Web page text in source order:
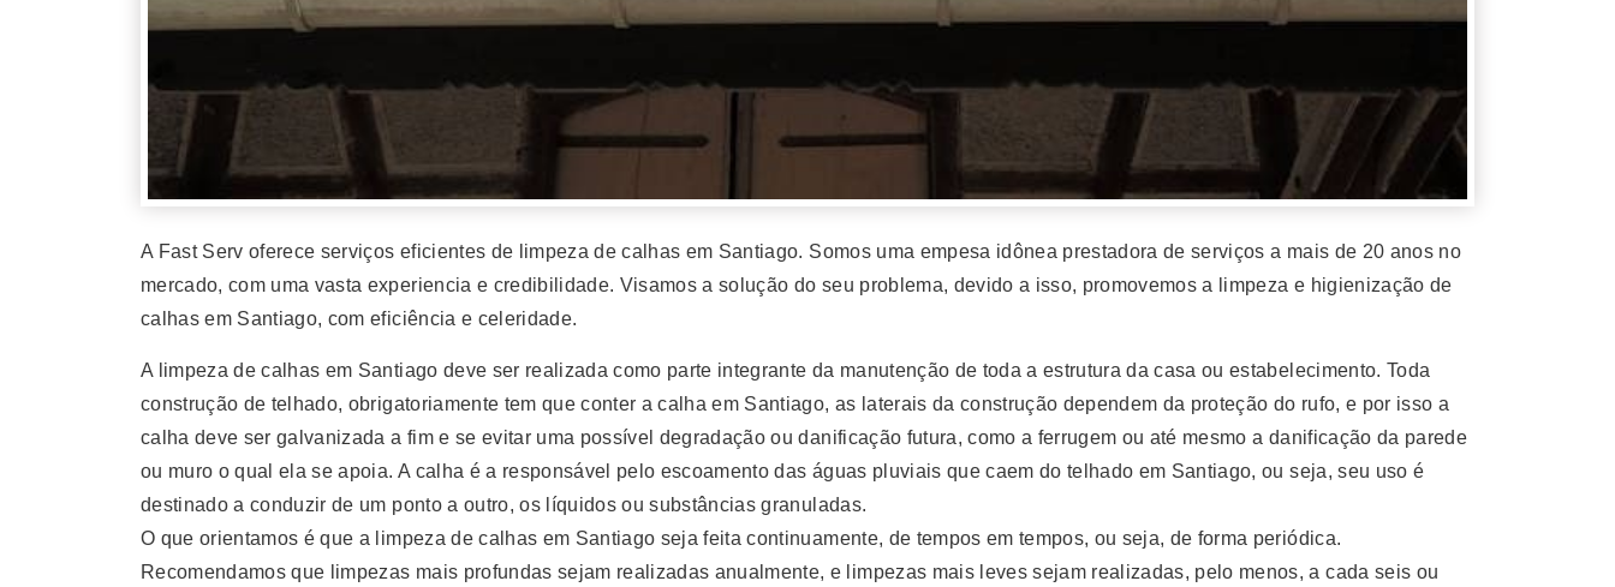
A Fast Serv oferece serviços eficientes de limpeza de calhas em Santiago. Somos uma empesa idônea prestadora de serviços a mais de 20 anos no
mercado, com uma vasta experiencia e credibilidade. Visamos a solução do seu problema, devido a isso, promovemos a limpeza e higienização de
calhas em Santiago, com eficiência e celeridade.
A limpeza de calhas em Santiago deve ser realizada como parte integrante da manutenção de toda a estrutura da casa ou estabelecimento. Toda
construção de telhado, obrigatoriamente tem que conter a calha em Santiago, as laterais da construção dependem da proteção do rufo, e por isso a
calha deve ser galvanizada a fim e se evitar uma possível degradação ou danificação futura, como a ferrugem ou até mesmo a danificação da parede
ou muro o qual ela se apoia. A calha é a responsável pelo escoamento das águas pluviais que caem do telhado em Santiago, ou seja, seu uso é
destinado a conduzir de um ponto a outro, os líquidos ou substâncias granuladas.
O que orientamos é que a limpeza de calhas em Santiago seja feita continuamente, de tempos em tempos, ou seja, de forma periódica.
Recomendamos que limpezas mais profundas sejam realizadas anualmente, e limpezas mais leves sejam realizadas, pelo menos, a cada seis ou